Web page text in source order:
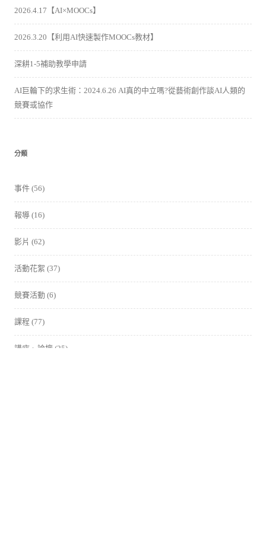
2026.4.17【AI×MOOCs】
2026.3.20【利用AI快速製作MOOCs教材】
深耕1-5補助教學申請
AI巨輪下的求生術：2024.6.26 AI真的中立嗎?從藝術創作談AI人類的
競賽或協作
分類
事件 (56)
報導 (16)
影片 (62)
活動花絮 (37)
競賽活動 (6)
課程 (77)
講座、論壇 (25)